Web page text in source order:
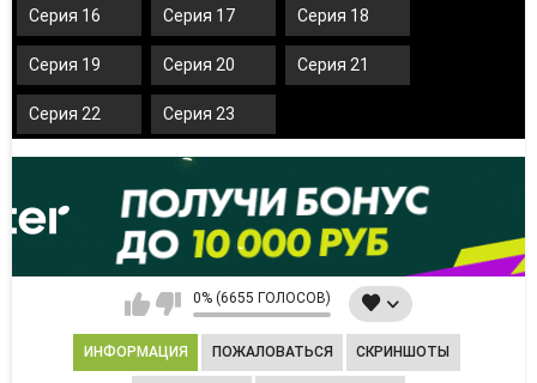
Серия 16 Серия 17 Серия 18
Серия 19 Серия 20 Серия 21
Серия 22 Серия 23
0% (6655 ГОЛОСОВ)
ИНФОРМАЦИЯ ПОЖАЛОВАТЬСЯ СКРИНШОТЫ